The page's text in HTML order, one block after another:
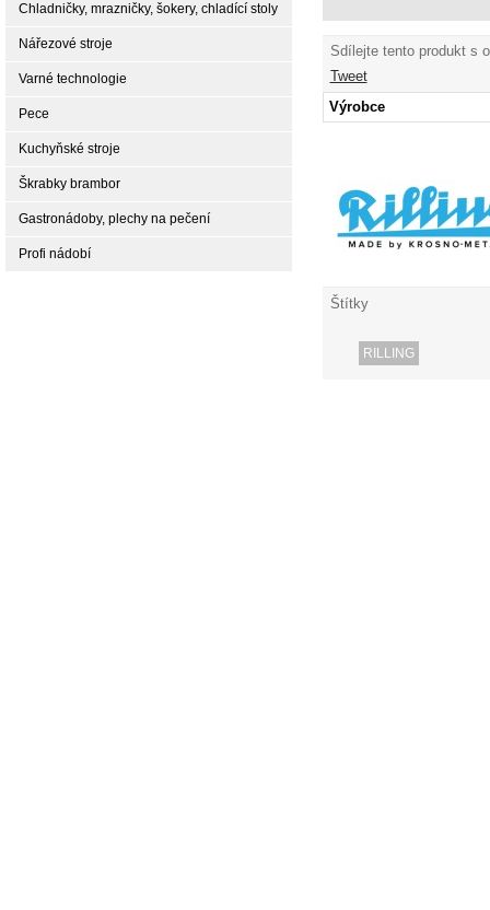
Sdílejte tento produkt s
Tweet
Výrobce
Štítky
RILLING
Chladničky, mrazničky, šokery, chladící stoly
Nářezové stroje
Varné technologie
Pece
Kuchyňské stroje
Škrabky brambor
Gastronádoby, plechy na pečení
Profi nádobí